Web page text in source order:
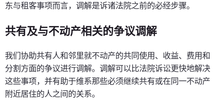
东与租客事项而言，调解是诉诸法院之前的必经步骤。
共有及与不动产相关的争议调解
我们协助共有人和邻里就不动产的共同使用、收益、费用和
分割方面的争议进行调解。调解可以比法院诉讼更快地解决
这些事项，并有助于维系那些必须继续共有或在同一不动产
附近居住的人之间的关系。